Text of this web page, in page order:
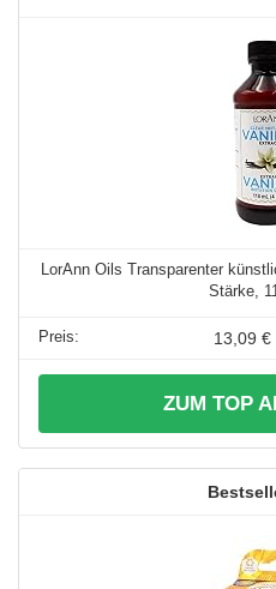
LorAnn Oils Transparenter
Stärke,
13,09 €
ZUM TOP